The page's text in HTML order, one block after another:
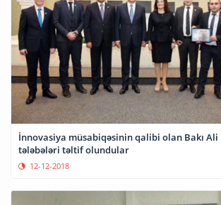
İnnovasiya müsabiqəsinin qalibi olan Bakı
tələbələri təltif olundular
12-12-2018